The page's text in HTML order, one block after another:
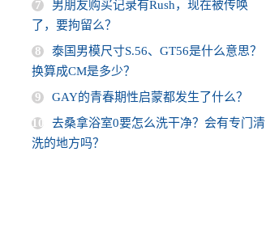
7
男朋友购买记录有Rush，现在被传唤
了，要拘留么？
8
泰国男模尺寸S.56、GT56是什么意思？
换算成CM是多少？
9
GAY的青春期性启蒙都发生了什么？
10
去桑拿浴室0要怎么洗干净？会有专门清
洗的地方吗？